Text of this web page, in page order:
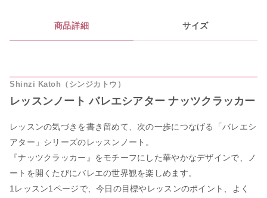
商品詳細 サイズ
Shinzi Katoh（シンジカトウ）
レッスンノート バレエシアター ナッツクラッカー
レッスンの気づきを書き留めて、次の一歩につなげる「バレエシ
アター」シリーズのレッスンノート。
『ナッツクラッカー』をモチーフにした華やかなデザインで、ノ
ートを開くたびにバレエの世界観を楽しめます。
1レッスン1ページで、今日の目標やレッスンのポイント、よく